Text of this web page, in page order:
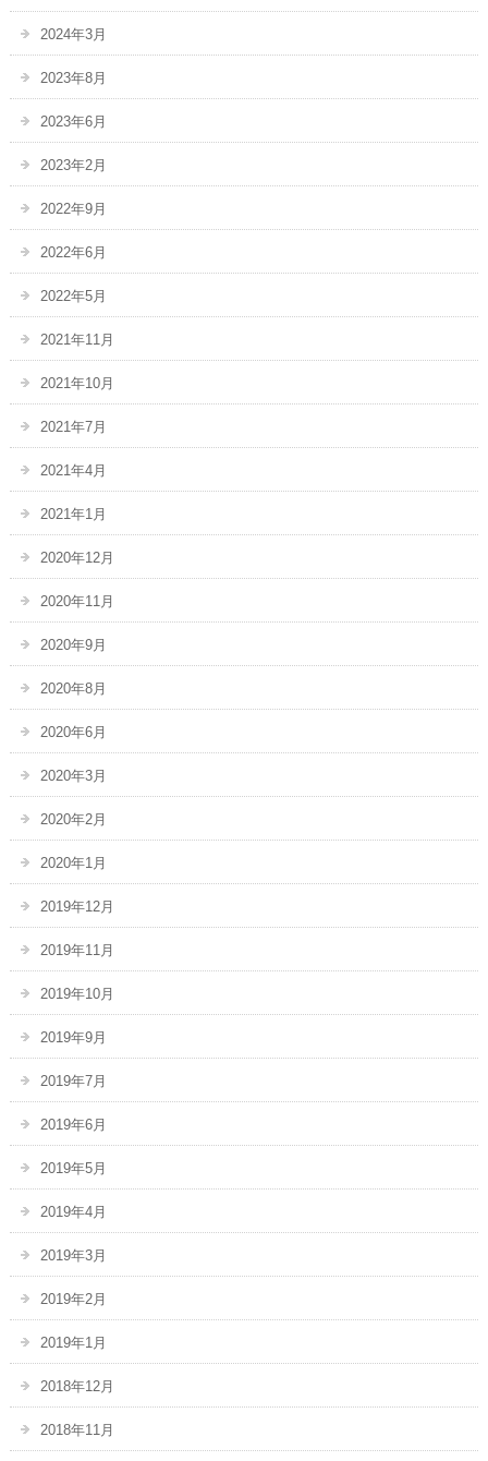
2024年3月
2023年8月
2023年6月
2023年2月
2022年9月
2022年6月
2022年5月
2021年11月
2021年10月
2021年7月
2021年4月
2021年1月
2020年12月
2020年11月
2020年9月
2020年8月
2020年6月
2020年3月
2020年2月
2020年1月
2019年12月
2019年11月
2019年10月
2019年9月
2019年7月
2019年6月
2019年5月
2019年4月
2019年3月
2019年2月
2019年1月
2018年12月
2018年11月